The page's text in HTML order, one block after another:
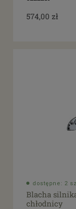
574,00 zł
dostępne: 2
Blacha
chłodnicy